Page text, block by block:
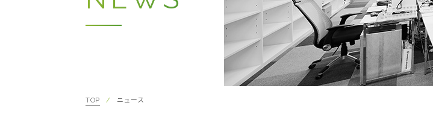
TOP ニュース